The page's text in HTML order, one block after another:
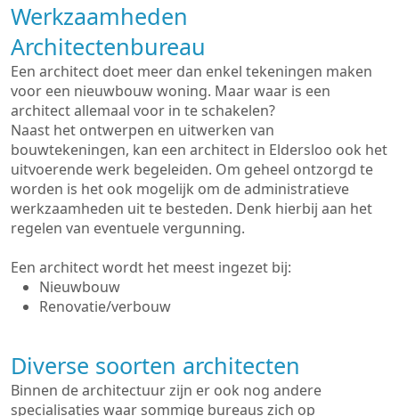
Werkzaamheden
Architectenbureau
Een architect doet meer dan enkel tekeningen maken
voor een nieuwbouw woning. Maar waar is een
architect allemaal voor in te schakelen?
Naast het ontwerpen en uitwerken van
bouwtekeningen, kan een architect in Eldersloo ook het
uitvoerende werk begeleiden. Om geheel ontzorgd te
worden is het ook mogelijk om de administratieve
werkzaamheden uit te besteden. Denk hierbij aan het
regelen van eventuele vergunning.
Een architect wordt het meest ingezet bij:
Nieuwbouw
Renovatie/verbouw
Diverse soorten architecten
Binnen de architectuur zijn er ook nog andere
specialisaties waar sommige bureaus zich op